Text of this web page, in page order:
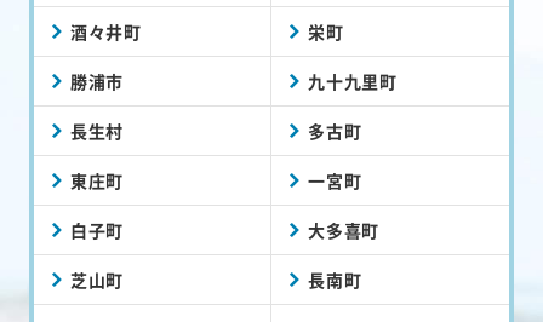
酒々井町 栄町
勝浦市 九十九里町
長生村 多古町
東庄町 一宮町
白子町 大多喜町
芝山町 長南町